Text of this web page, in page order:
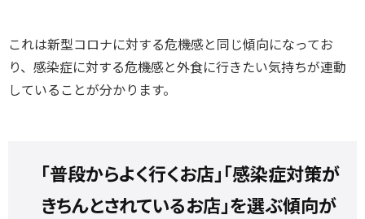
これは新型コロナに対する危機感と同じ傾向になってお
り、感染症に対する危機感と外食に行きたい気持ちが連動
していることが分かります。
｢普段からよく行くお店｣｢感染症対策が
きちんとされているお店｣を選ぶ傾向が